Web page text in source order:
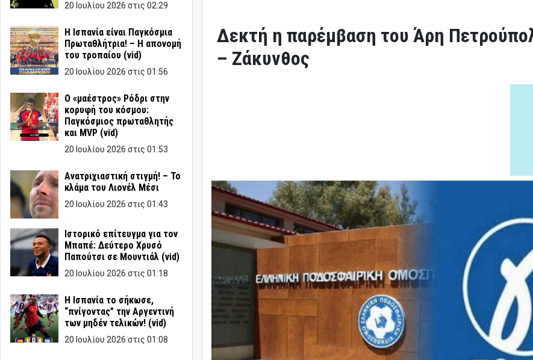
20 Ιουλίου 2026 στις 02:29
Η Ισπανία είναι Παγκόσμια
Πρωταθλήτρια! – Η απονομή
του τροπαίου (vid)
20 Ιουλίου 2026 στις 01:56
Ο «μαέστρος» Ρόδρι στην
κορυφή του κόσμου:
Παγκόσμιος πρωταθλητής
και MVP (vid)
20 Ιουλίου 2026 στις 01:53
Ανατριχιαστική στιγμή! – Το
κλάμα του Λιονέλ Μέσι
20 Ιουλίου 2026 στις 01:43
Ιστορικό επίτευγμα για τον
Μπαπέ: Δεύτερο Χρυσό
Παπούτσι σε Μουντιάλ (vid)
20 Ιουλίου 2026 στις 01:18
Η Ισπανία το σήκωσε,
“πνίγοντας” την Αργεντινή
των μηδέν τελικών! (vid)
20 Ιουλίου 2026 στις 01:08
Δεκτή η παρέμβαση του Άρη
– Ζάκυνθος